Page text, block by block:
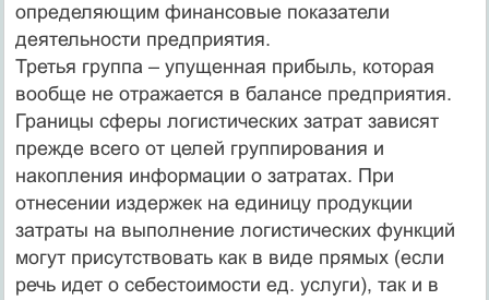
определяющим финансовые показатели
деятельности предприятия.
Третья группа – упущенная прибыль, которая
вообще не отражается в балансе предприятия.
Границы сферы логистических затрат зависят
прежде всего от целей группирования и
накопления информации о затратах. При
отнесении издержек на единицу продукции
затраты на выполнение логистических функций
могут присутствовать как в виде прямых (если
речь идет о себестоимости ед. услуги), так и в